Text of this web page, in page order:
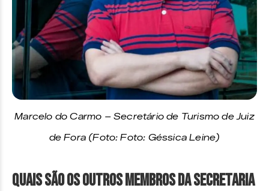
Marcelo do Carmo – Secretário de Turismo de Juiz
de Fora (Foto: Foto: Géssica Leine)
Quais são os outros membros da Secretaria